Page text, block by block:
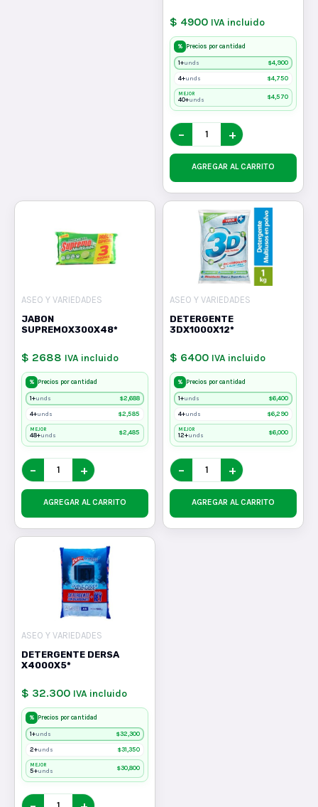
$ 4900 IVA incluido
% Precios por cantidad
1+unds $4,900
4+unds $4,750
MEJOR
40+unds $4,570
− +
AGREGAR AL CARRITO
ASEO Y VARIEDADES
JABON
SUPREMOX300X48*
$ 2688 IVA incluido
% Precios por cantidad
1+unds $2,688
4+unds $2,585
MEJOR
48+unds $2,485
− +
AGREGAR AL CARRITO
ASEO Y VARIEDADES
DETERGENTE
3DX1000X12*
$ 6400 IVA incluido
% Precios por cantidad
1+unds $6,400
4+unds $6,290
MEJOR
12+unds $6,000
− +
AGREGAR AL CARRITO
ASEO Y VARIEDADES
DETERGENTE DERSA
X4000X5*
$ 32.300 IVA incluido
% Precios por cantidad
1+unds $32,300
2+unds $31,350
MEJOR
5+unds $30,800